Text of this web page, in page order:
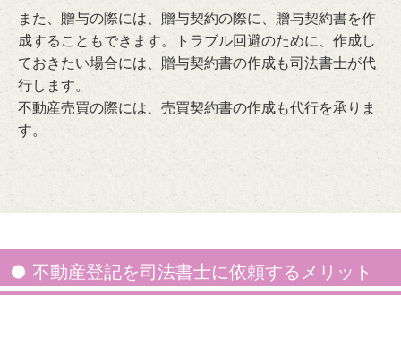
また、贈与の際には、贈与契約の際に、贈与契約書を作
成することもできます。トラブル回避のために、作成し
ておきたい場合には、贈与契約書の作成も司法書士が代
行します。
不動産売買の際には、売買契約書の作成も代行を承りま
す。
不動産登記を司法書士に依頼するメリット